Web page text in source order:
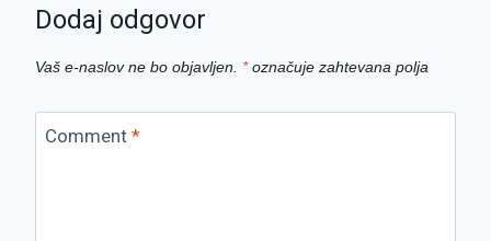
Dodaj odgovor
Vaš e-naslov ne bo objavljen. *označuje zahtevana polja
Comment *